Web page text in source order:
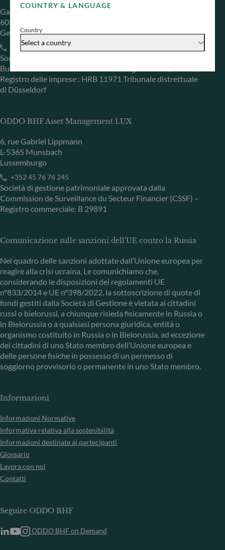
COUNTRY & LANGUAGE
Country
Select a country
Gallusanlage 8
60329 Frankfurt am Main
Germania
+49 (0) 69 920 50 0
Società di gestione del risparmio autorizzata dal
Bundesanstalt für Finanzdienstleistungsaufsicht (“BaFin”)
Registro delle imprese : HRB 11971 Tribunale distrettuale
di Düsseldorf
ODDO BHF Asset Management LUX
6, rue Gabriel Lippmann
L-5365 Munsbach
Lussemburgo
+352 45 76 76 245
Società di gestione patrimoniale approvata dalla
Commission de Surveillance du Secteur Financier (CSSF) –
Registro commerciale: B 29891
Comunicazione sulle sanzioni dell'UE contro la Russia
Nel quadro delle sanzioni adottate dall’Unione europea per
reagire alla crisi ucraina, Le comunichiamo che,
considerando le disposizioni dei regolamenti UE
n°833/2014 e UE n°398/2022, la sottoscrizione di quote di
fondi gestiti dalla Società di Gestione è vietata ai cittadini
russi o bielorussi, a chiunque risieda fisicamente in Russia o
in Bielorussia o a qualsiasi persona giuridica, entità o
organismo costituito in Russia o in Bielorussia, ad eccezione
dei cittadini di uno Stato membro dell’Unione europea e
delle persone fisiche in possesso di un permesso di
soggiorno provvisorio o permanente in uno Stato membro.
Informazioni
Informazioni Normative
Informativa relativa alla sostenibilità
Informazioni destinate ai partecipanti
Glossario
Lavora con noi
Contatti
Seguire ODDO BHF
ODDO BHF on Demand